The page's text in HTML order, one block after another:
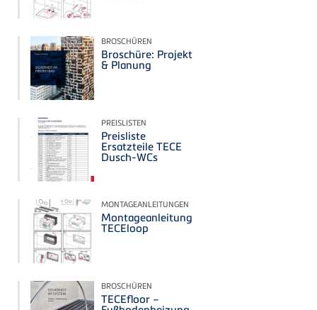
BROSCHÜREN
Broschüre: Projekt
& Planung
PREISLISTEN
Preisliste
Ersatzteile TECE
Dusch-WCs
MONTAGEANLEITUNGEN
Montageanleitung
TECEloop
BROSCHÜREN
TECEfloor –